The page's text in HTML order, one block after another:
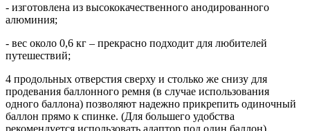
- изготовлена из высококачественного анодированного
алюминия;
- вес около 0,6 кг – прекрасно подходит для любителей
путешествий;
4 продольных отверстия сверху и столько же снизу для
продевания баллонного ремня (в случае использования
одного баллона) позволяют надежно прикрепить одиночный
баллон прямо к спинке. (Для большего удобства
рекомендуется использовать адаптор под один баллон).